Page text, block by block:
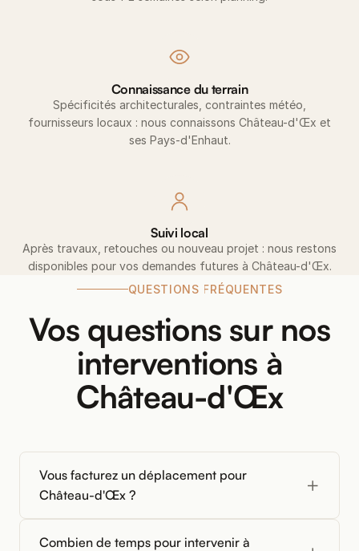
Connaissance du terrain
Spécificités architecturales, contraintes météo,
fournisseurs locaux : nous connaissons Château-d'Œx et
ses Pays-d'Enhaut.
Suivi local
Après travaux, retouches ou nouveau projet : nous restons
disponibles pour vos demandes futures à Château-d'Œx.
QUESTIONS FRÉQUENTES
Vos questions sur nos
interventions à
Château-d'Œx
Vous facturez un déplacement pour
Château-d'Œx ?
Combien de temps pour intervenir à